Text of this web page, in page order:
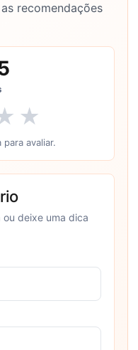
recomendações
★
avaliar.
deixe uma dica